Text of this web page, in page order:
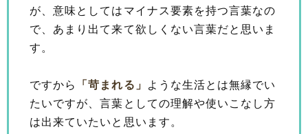
が、意味としてはマイナス要素を持つ言葉なの
で、あまり出て来て欲しくない言葉だと思いま
す。
ですから 「苛まれる」
ような生活とは無縁でい
たいですが、言葉としての理解や使いこなし方
は出来ていたいと思います。